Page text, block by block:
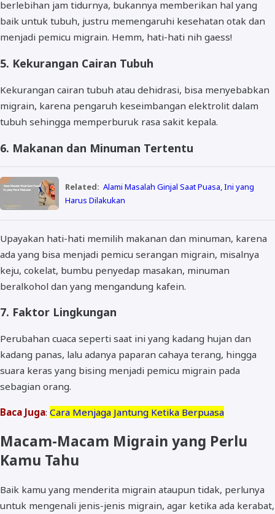
berlebihan jam tidurnya, bukannya memberikan hal yang
baik untuk tubuh, justru memengaruhi kesehatan otak dan
menjadi pemicu migrain. Hemm, hati-hati nih gaess!
5. Kekurangan Cairan Tubuh
Kekurangan cairan tubuh atau dehidrasi, bisa menyebabkan
migrain, karena pengaruh keseimbangan elektrolit dalam
tubuh sehingga memperburuk rasa sakit kepala.
6. Makanan dan Minuman Tertentu
Related: Alami Masalah Ginjal Saat Puasa, Ini yang
Harus Dilakukan
Upayakan hati-hati memilih makanan dan minuman, karena
ada yang bisa menjadi pemicu serangan migrain, misalnya
keju, cokelat, bumbu penyedap masakan, minuman
beralkohol dan yang mengandung kafein.
7. Faktor Lingkungan
Perubahan cuaca seperti saat ini yang kadang hujan dan
kadang panas, lalu adanya paparan cahaya terang, hingga
suara keras yang bising menjadi pemicu migrain pada
sebagian orang.
Baca Juga: Cara Menjaga Jantung Ketika Berpuasa
Macam-Macam Migrain yang Perlu
Kamu Tahu
Baik kamu yang menderita migrain ataupun tidak, perlunya
untuk mengenali jenis-jenis migrain, agar ketika ada kerabat,